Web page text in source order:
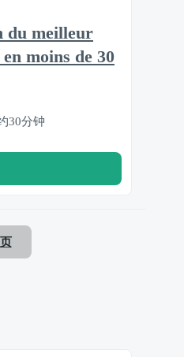
du meilleur
moins de 30
30分钟